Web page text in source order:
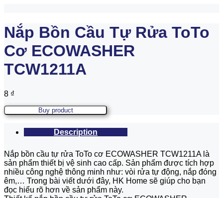
Nắp Bồn Cầu Tự Rửa ToTo
Cơ ECOWASHER
TCW1211A
8 ₫
Buy product
Description
Nắp bồn cầu tự rửa ToTo cơ ECOWASHER TCW1211A là
sản phẩm thiết bị vệ sinh cao cấp. Sản phẩm được tích hợp
nhiều công nghệ thông minh như: vòi rửa tự động, nắp đóng
êm,… Trong bài viết dưới đây, HK Home sẽ giúp cho bạn
đọc hiểu rõ hơn về sản phẩm này.